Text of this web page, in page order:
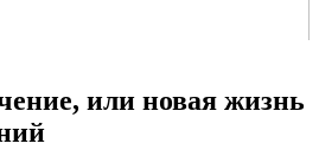
или новая жизнь